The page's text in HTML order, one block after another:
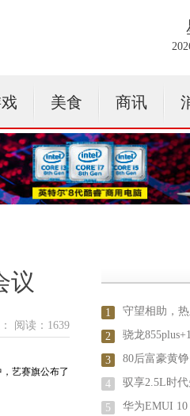
美食 商讯
议
阅读：1639
艺赛旗公布了
1 守望相助，
2 骁龙
3 80后富豪黄
4 驭享2.5L时
5 华为EMUI